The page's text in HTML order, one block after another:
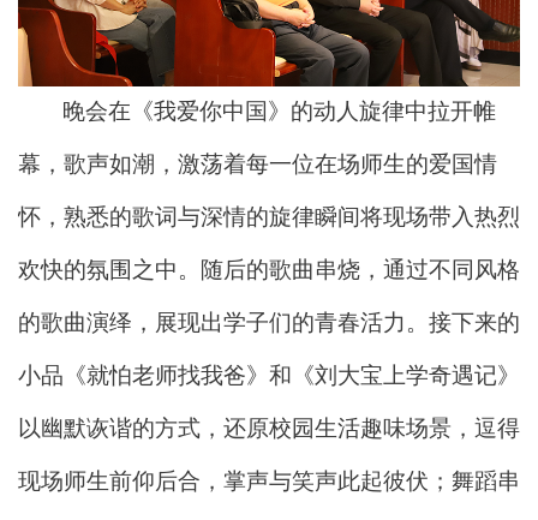
晚会在《我爱你中国》的动人旋律中拉开帷
幕， 歌声如潮，激荡着每一位在场师生的爱国情
怀， 熟悉的歌词与深情的旋律瞬间将现场带入热烈
欢快的氛围之中。 随后的歌曲串烧 ，通过不同风格
的歌曲演绎，展现出学子们的青春活力。 接下来的
小品 《就怕老师找我爸》和《刘大宝上学奇遇记》
以幽默诙谐的方式，还原校园生活趣味场景，逗得
现场师生前仰后合，掌声与笑声此起彼伏 ；舞蹈串